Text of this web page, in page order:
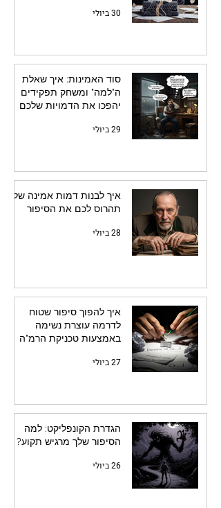
30 ביולי
סוד האמינות: איך שאלת
ה"למה" ומשחק תפקידים
יהפכו את הדמויות שלכם
29 ביולי
איך לבנות דמות אמינה שלא
תהרוס לכם את הסיפור
28 ביולי
איך להפוך סיפור שטוח
לדרמה עוצרת נשימה
באמצעות טכניקת הרמ"ה
27 ביולי
הגדרת הקונפליקט: למה
הסיפור שלך מרגיש תקוע?
26 ביולי